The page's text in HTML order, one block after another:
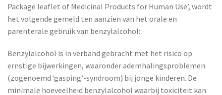
Package leaflet of Medicinal Products for Human Use’, wordt
het volgende gemeld ten aanzien van het orale en
parenterale gebruik van benzylalcohol:
Benzylalcohol is in verband gebracht met het risico op
ernstige bijwerkingen, waaronder ademhalingsproblemen
(zogenoemd ‘gasping’-syndroom) bij jonge kinderen. De
minimale hoeveelheid benzylalcohol waarbij toxiciteit kan